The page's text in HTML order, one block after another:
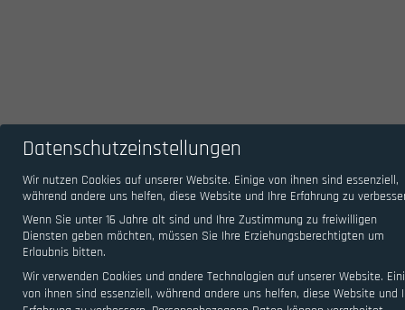
Datenschutzeinstellungen
Wir nutzen Cookies auf unserer Website. Einige von ihnen sind essenziell,
während andere uns helfen, diese Website und Ihre Erfahrung zu
Wenn Sie unter 16 Jahre alt sind und Ihre Zustimmung zu freiwilligen
Diensten geben möchten, müssen Sie Ihre Erziehungsberechtigten um
Erlaubnis bitten.
Wir verwenden Cookies und andere Technologien auf unserer Website.
von ihnen sind essenziell, während andere uns helfen, diese Website und